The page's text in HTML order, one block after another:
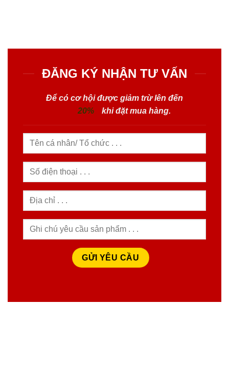
ĐĂNG KÝ NHẬN TƯ VẤN
Để có cơ hội được giảm trừ lên đến
20%
khi đặt mua hàng.